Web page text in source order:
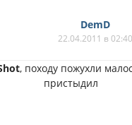
DemD
22.04.2011 в 02:40
, походу пожухли
пристыдил